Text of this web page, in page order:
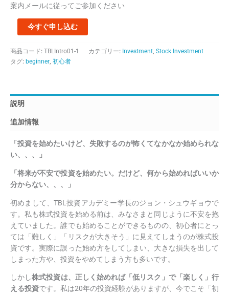
案内メールに従ってご参加ください
ミ
沖
縄
3
月
個
今すぐ申し込む
商品コード: TBLIntro01-1 カテゴリー: Investment Stock Investment
タグ: beginner 初心者
説明
追加情報
「投資を始めたいけど、失敗するのが怖くてなかなか始められな
い、、、」
「将来が不安で投資を始めたい。だけど、何から始めればいいか
分からない、、、」
初めまして、TBL投資アカデミー学長のジョン・シュウギョウで
す。私も株式投資を始める前は、みなさまと同じように不安を抱
えていました。誰でも始めることができるものの、初心者にとっ
ては「難しく」「リスクが大きそう」に見えてしまうのが株式投
資です。実際に誤った始め方をしてしまい、大きな損失を出して
しまった方や、投資をやめてしまう方も多いです。
しかし株式投資は、正しく始めれば「低リスク」で「楽しく」行
える投資です。私は20年の投資経験がありますが、今でこそ「初